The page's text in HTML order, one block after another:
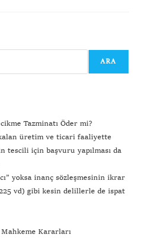
ARA
Tazminatı Öder mi?
üretim ve ticari faaliyette
tescili için başvuru yapılması da
yoksa inanç sözleşmesinin ikrar
vd) gibi kesin delillerle de ispat
Kararları